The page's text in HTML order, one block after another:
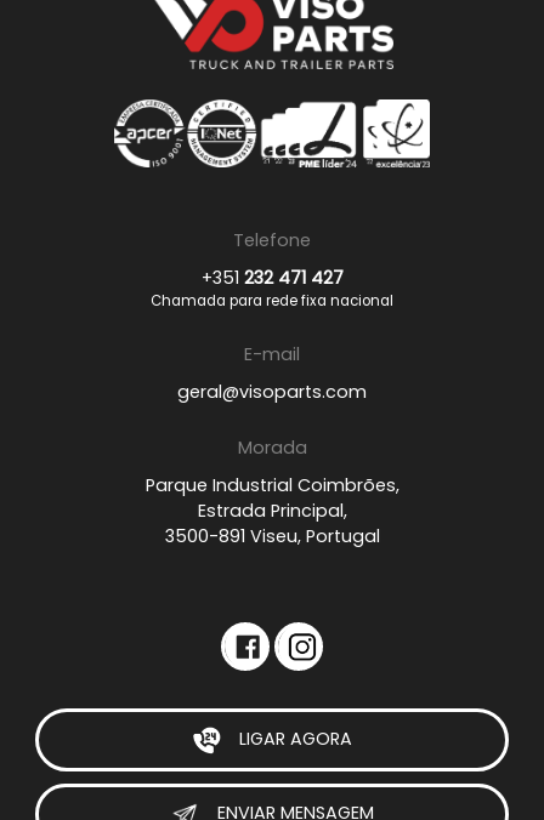
Telefone
+351 232 471 427
Chamada para rede fixa nacional
E-mail
geral@visoparts.com
Morada
Parque Industrial Coimbrões,
Estrada Principal,
3500-891 Viseu, Portugal
LIGAR AGORA
ENVIAR MENSAGEM